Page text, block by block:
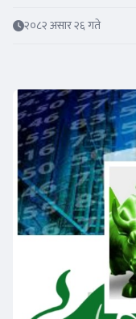
२०८२ असार २६ गते